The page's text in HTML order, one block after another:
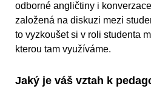
odborné angličtiny i
založená na diskuzi mezi
to vyzkoušet si v roli studenta
kterou tam využíváme.
Jaký je váš vztah k